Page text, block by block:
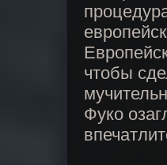
чтобы
Фуко